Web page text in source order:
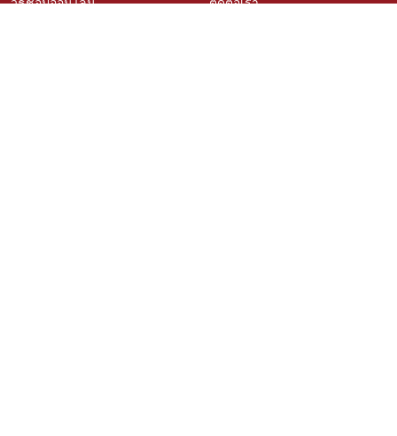
วิธีช้อปออนไลน์ ติดต่อเรา